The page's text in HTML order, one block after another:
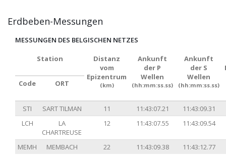
Erdbeben-Messungen
MESSUNGEN DES BELGISCHEN NETZES
Station
Distanz
vom
Epizentrum
(km)
Ankunft
der P
Wellen
(hh:mm:ss.ss)
Ankunft
der S
Wellen
(hh:mm:ss.ss)
Code
ORT
STI SART TILMAN 11 11:43:07.21
11:43:09.31
LCH
LA
CHARTREUSE
12 11:43:07.55 11:43:09.54
MEMH MEMBACH 22 11:43:09.38 11:43:12.77